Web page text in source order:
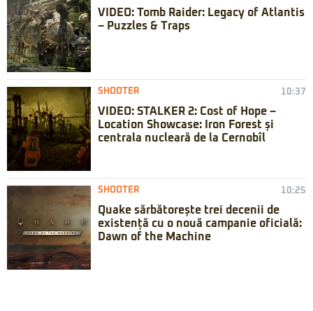
VIDEO: Tomb Raider: Legacy of Atlantis
– Puzzles & Traps
SHOOTER 10:37
VIDEO: STALKER 2: Cost of Hope –
Location Showcase: Iron Forest și
centrala nucleară de la Cernobîl
SHOOTER 10:25
Quake sărbătorește trei decenii de
existență cu o nouă campanie oficială:
Dawn of the Machine